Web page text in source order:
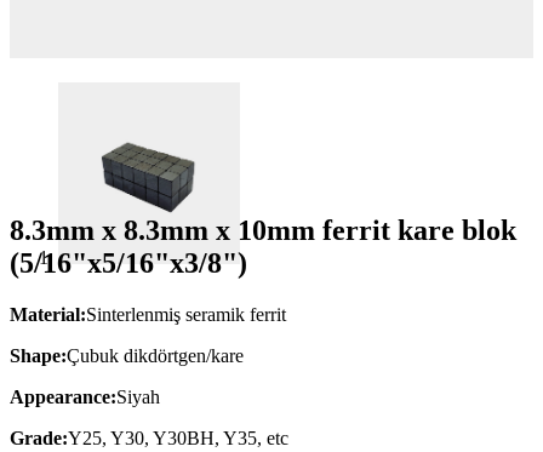
8.3mm x 8.3mm x 10mm ferrit kare blok
(5/16"x5/16"x3/8")
Material:Sinterlenmiş seramik ferrit
Shape:Çubuk dikdörtgen/kare
Appearance:Siyah
Grade:Y25, Y30, Y30BH, Y35, etc